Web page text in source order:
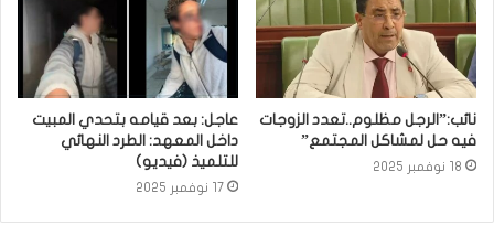
نائب:”الرجل مظلوم..تعدد الزوجات
فيه حل لمشاكل المجتمع”
18 نوفمبر 2025
عاجل: بعد قيامه بتحدي المبيت
داخل المعهد: الطرد النهائي
للتلميذ (فيديو)
17 نوفمبر 2025